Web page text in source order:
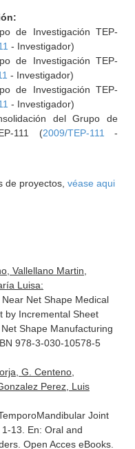
de Investigación TEP-
- Investigador)
de Investigación TEP-
- Investigador)
de Investigación TEP-
- Investigador)
del Grupo de
111 (2009/TEP-111
-
de proyectos, véase aqui
Vallellano Martin,
Luisa:
Net Shape Medical
by Incremental Sheet
Shape Manufacturing
978-3-030-10578-5
G. Centeno,
Perez, Luis
Joint
13. En: Oral and
. Open Acces eBooks.